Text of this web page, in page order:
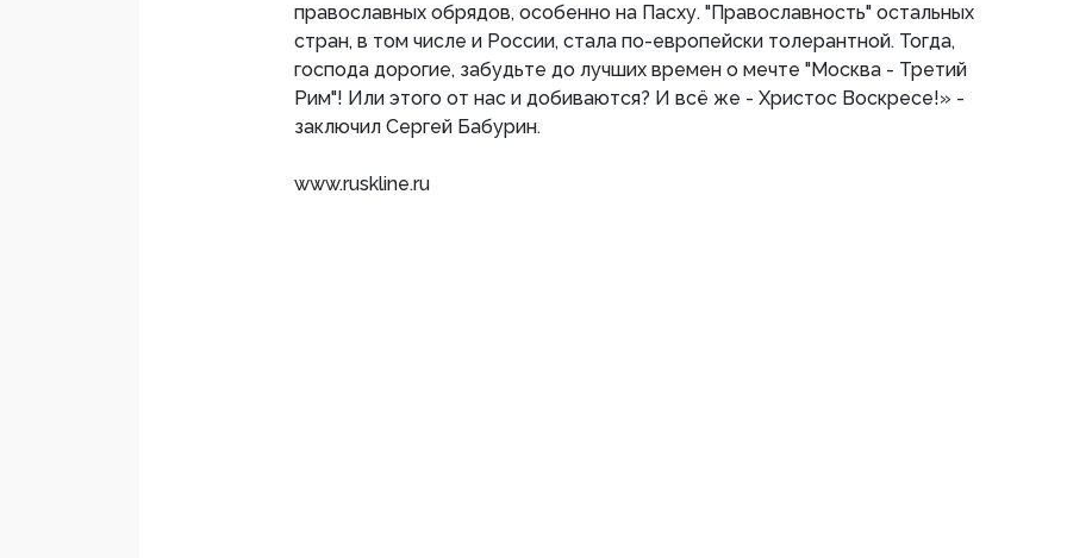
православных обрядов, особенно на Пасху. "Православность" остальных
стран, в том числе и России, стала по-европейски толерантной. Тогда,
господа дорогие, забудьте до лучших времен о мечте "Москва - Третий
Рим"! Или этого от нас и добиваются? И всё же - Христос Воскресе!» -
заключил Сергей Бабурин.
www.ruskline.ru